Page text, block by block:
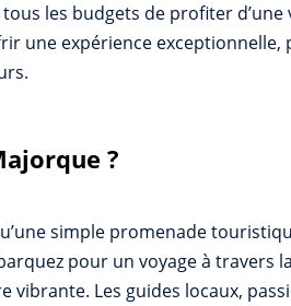
les budgets de profiter d’une
une expérience exceptionnelle,
?
simple promenade
pour un voyage à travers
Les guides locaux,